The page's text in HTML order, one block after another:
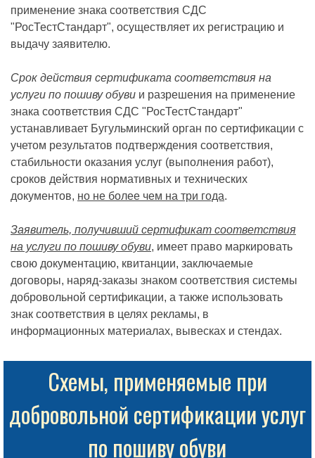
применение знака соответствия СДС
"РосТестСтандарт", осуществляет их регистрацию и
выдачу заявителю.
Срок действия сертификата соответствия на
услуги по пошиву обуви и разрешения на применение
знака соответствия СДС "РосТестСтандарт"
устанавливает Бугульминский орган по сертификации с
учетом результатов подтверждения соответствия,
стабильности оказания услуг (выполнения работ),
сроков действия нормативных и технических
документов, но не более чем на три года.
Заявитель, получивший сертификат соответствия
на услуги по пошиву обуви, имеет право маркировать
свою документацию, квитанции, заключаемые
договоры, наряд-заказы знаком соответствия системы
добровольной сертификации, а также использовать
знак соответствия в целях рекламы, в
информационных материалах, вывесках и стендах.
Схемы, применяемые при
добровольной сертификации услуг
по пошиву обуви